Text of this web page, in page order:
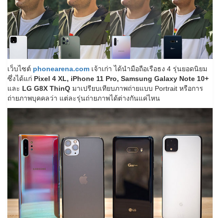
เว็บไซต์ phonearena.com เจ้าเก่า ได้นำมือถือเรือธง 4 รุ่นยอดนิยม
ซึ่งได้แก่ Pixel 4 XL, iPhone 11 Pro, Samsung Galaxy Note 10+
และ LG G8X ThinQ มาเปรียบเทียบภาพถ่ายแบบ Portrait หรือการ
ถ่ายภาพบุคคลว่า แต่ละรุ่นถ่ายภาพได้ต่างกันแค่ไหน